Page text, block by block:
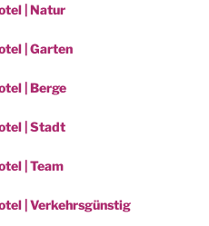
| Natur
| Garten
| Berge
| Stadt
| Team
| Verkehrsgünstig